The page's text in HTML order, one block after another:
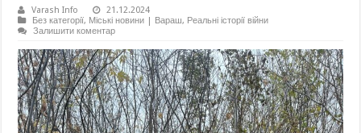
Varash Info
21.12.2024
Без категорії, Міські новини | Вараш, Реальні історії війни
Залишити коментар